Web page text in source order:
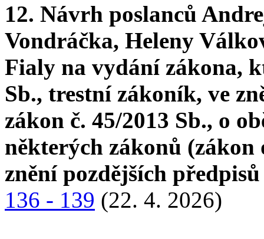
12. Návrh poslanců
Vondráčka, Heleny
Fialy na vydání zákona,
Sb., trestní zákoník, ve
zákon č. 45/2013 Sb., o
některých zákonů (zákon
znění pozdějších
136 - 139 (22. 4. 2026)